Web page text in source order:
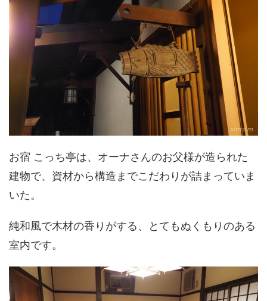
お宿 こっち亭は、オーナさんのお父様が造られた
建物で、資材から構造までこだわりが詰まっていま
いた。
純和風で木材の香りがする、とてもぬくもりのある
室内です。